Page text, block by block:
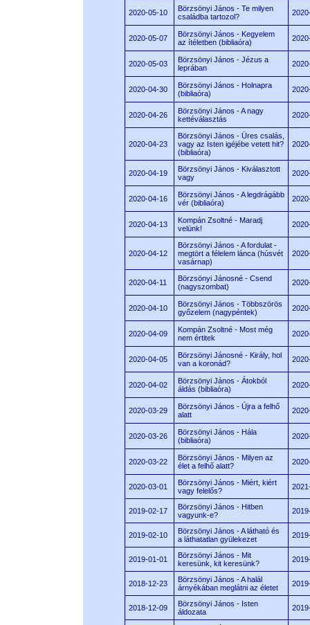
2020-05-10
Börzsönyi János - Te milyen
családba tartozol?
2020-05-07
Börzsönyi János - Kegyelem
az ítéletben (bibliaóra)
2020-05-03
Börzsönyi János - Jézus a
leprában
2020-04-30
Börzsönyi János - Holnapra
(bibliaóra)
2020-04-26
Börzsönyi János - A nagy
kettéválasztás
2020-04-23
Börzsönyi János - Üres csalás,
vagy az Isten igéjébe vetett hit?
(bibliaóra)
2020-04-19
Börzsönyi János - Kiválasztott
vagy
2020-04-16
Börzsönyi János - A legdrágább
vér (bibliaóra)
2020-04-13
Kompán Zsoltné - Maradj
velünk!
2020-04-12
Börzsönyi János - A fordulat -
megtört a félelem lánca (húsvét
vasárnap)
2020-04-11
Börzsönyi Jánosné - Csend
(nagyszombat)
2020-04-10
Börzsönyi János - Többszörös
győzelem (nagypéntek)
2020-04-09
Kompán Zsoltné - Most még
nem értitek
2020-04-05
Börzsönyi Jánosné - Király, hol
van a koronád?
2020-04-02
Börzsönyi János - Átokból
áldás (bibliaóra)
2020-03-29
Börzsönyi János - Újra a felhő
alatt
2020-03-26
Börzsönyi János - Hála
(bibliaóra)
2020-03-22
Börzsönyi János - Milyen az
élet a felhő alatt?
2020-03-01
Börzsönyi János - Miért, kiért
vagy felelős?
2019-02-17
Börzsönyi János - Hitben
vagyunk-e?
2019-02-10
Börzsönyi János - A látható és
a láthatatlan gyülekezet
2019-01-01
Börzsönyi János - Mit
keresünk, kit keresünk?
2018-12-23
Börzsönyi János - A halál
árnyékában meglátni az életet
2018-12-09
Börzsönyi János - Isten
áldozata